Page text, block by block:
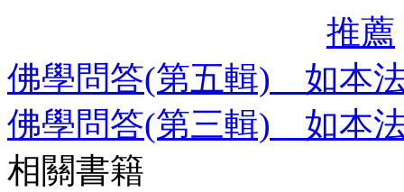
推薦
佛學問答(第五輯) 如本
佛學問答(第三輯) 如本
相關書籍